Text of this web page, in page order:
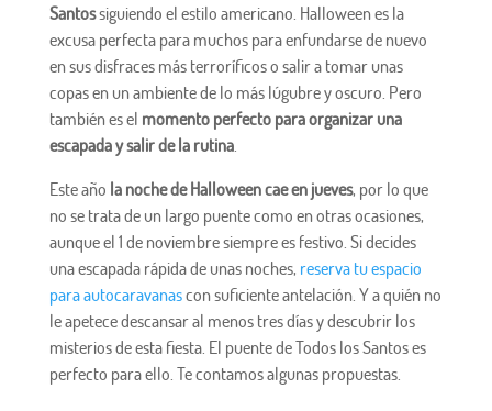
Santossiguiendo el estilo americano. Halloween es la
excusa perfecta para muchos para enfundarse de nuevo
en sus disfraces más terroríficos o salir a tomar unas
copas en un ambiente de lo más lúgubre y oscuro. Pero
también es el momento perfecto para organizar una
escapada y salir de la rutina.
Este año la noche de Halloween cae en jueves, por lo que
no se trata de un largo puente como en otras ocasiones,
aunque el 1 de noviembre siempre es festivo. Si decides
una escapada rápida de unas noches, reserva tu espacio
para autocaravanascon suficiente antelación. Y a quién no
le apetece descansar al menos tres días y descubrir los
misterios de esta fiesta. El puente de Todos los Santos es
perfecto para ello. Te contamos algunas propuestas.